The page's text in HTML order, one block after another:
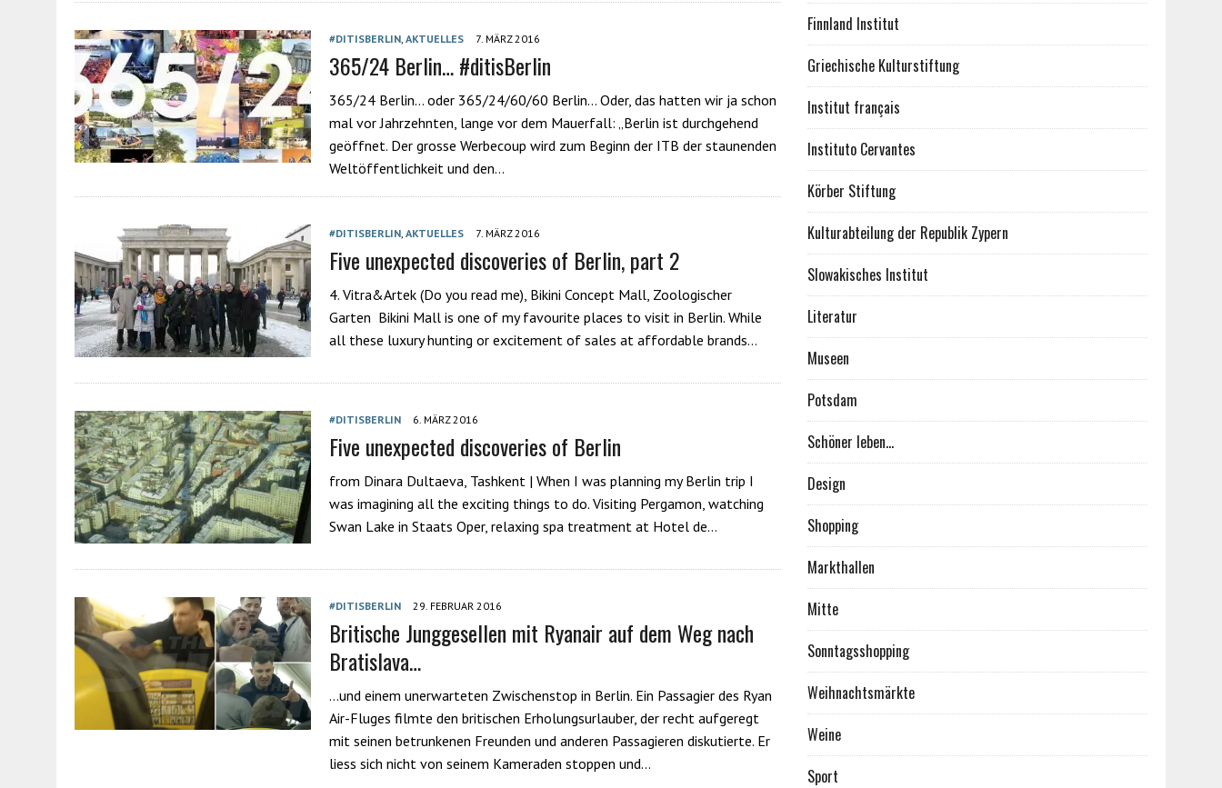
#DITISBERLIN, AKTUELLES 7. MÄRZ 2016
365/24 Berlin… #ditisBerlin
365/24 Berlin… oder 365/24/60/60 Berlin… Oder, das hatten wir ja schon
mal vor Jahrzehnten, lange vor dem Mauerfall: „Berlin ist durchgehend
geöffnet. Der grosse Werbecoup wird zum Beginn der ITB der staunenden
Weltöffentlichkeit und den…
#DITISBERLIN, AKTUELLES 7. MÄRZ 2016
Five unexpected discoveries of Berlin, part 2
4. Vitra&Artek (Do you read me), Bikini Concept Mall, Zoologischer
Garten Bikini Mall is one of my favourite places to visit in Berlin. While
all these luxury hunting or excitement of sales at affordable brands…
#DITISBERLIN 6. MÄRZ 2016
Five unexpected discoveries of Berlin
from Dinara Dultaeva, Tashkent | When I was planning my Berlin trip I
was imagining all the exciting things to do. Visiting Pergamon, watching
Swan Lake in Staats Oper, relaxing spa treatment at Hotel de…
#DITISBERLIN 29. FEBRUAR 2016
Britische Junggesellen mit Ryanair auf dem Weg nach
Bratislava…
…und einem unerwarteten Zwischenstop in Berlin. Ein Passagier des Ryan
Air-Fluges filmte den britischen Erholungsurlauber, der recht aufgeregt
mit seinen betrunkenen Freunden und anderen Passagieren diskutierte. Er
liess sich nicht von seinem Kameraden stoppen und…
Finnland Institut
Griechische Kulturstiftung
Institut français
Instituto Cervantes
Körber Stiftung
Kulturabteilung der Republik Zypern
Slowakisches Institut
Literatur
Museen
Potsdam
Schöner leben…
Design
Shopping
Markthallen
Mitte
Sonntagsshopping
Weihnachtsmärkte
Weine
Sport